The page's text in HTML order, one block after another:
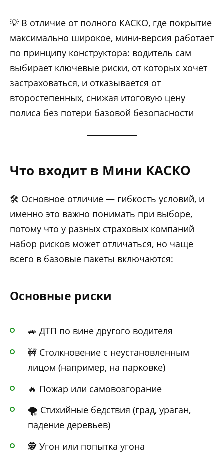
💡 В отличие от полного КАСКО, где покрытие
максимально широкое, мини-версия работает
по принципу конструктора: водитель сам
выбирает ключевые риски, от которых хочет
застраховаться, и отказывается от
второстепенных, снижая итоговую цену
полиса без потери базовой безопасности
Что входит в Мини КАСКО
🛠️ Основное отличие — гибкость условий, и
именно это важно понимать при выборе,
потому что у разных страховых компаний
набор рисков может отличаться, но чаще
всего в базовые пакеты включаются:
Основные риски
🚙 ДТП по вине другого водителя
🚧 Столкновение с неустановленным
лицом (например, на парковке)
🔥 Пожар или самовозгорание
🌪️ Стихийные бедствия (град, ураган,
падение деревьев)
🕵️ Угон или попытка угона